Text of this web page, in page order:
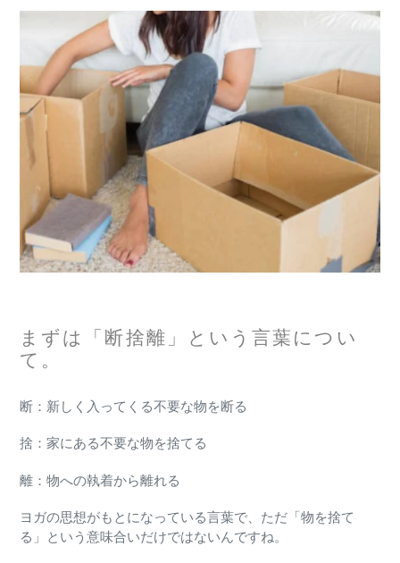
まずは「断捨離」という言葉につい
て。
断：新しく入ってくる不要な物を断る
捨：家にある不要な物を捨てる
離：物への執着から離れる
ヨガの思想がもとになっている言葉で、ただ「物を捨て
る」という意味合いだけではないんですね。